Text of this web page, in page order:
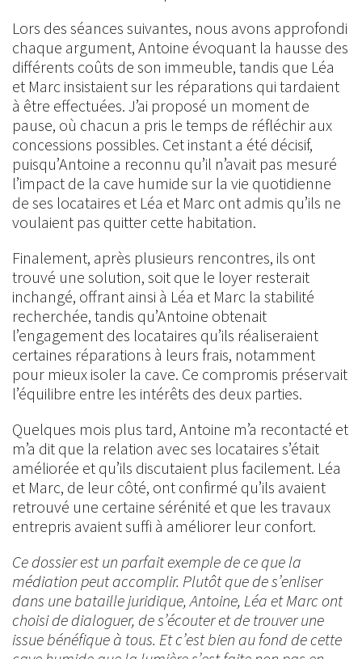
Lors des séances suivantes, nous avons approfondi
chaque argument, Antoine évoquant la hausse des
différents coûts de son immeuble, tandis que Léa
et Marc insistaient sur les réparations qui tardaient
à être effectuées. J’ai proposé un moment de
pause, où chacun a pris le temps de réfléchir aux
concessions possibles. Cet instant a été décisif,
puisqu’Antoine a reconnu qu’il n’avait pas mesuré
l’impact de la cave humide sur la vie quotidienne
de ses locataires et Léa et Marc ont admis qu’ils ne
voulaient pas quitter cette habitation.
Finalement, après plusieurs rencontres, ils ont
trouvé une solution, soit que le loyer resterait
inchangé, offrant ainsi à Léa et Marc la stabilité
recherchée, tandis qu’Antoine obtenait
l’engagement des locataires qu’ils réaliseraient
certaines réparations à leurs frais, notamment
pour mieux isoler la cave. Ce compromis préservait
l’équilibre entre les intérêts des deux parties.
Quelques mois plus tard, Antoine m’a recontacté et
m’a dit que la relation avec ses locataires s’était
améliorée et qu’ils discutaient plus facilement. Léa
et Marc, de leur côté, ont confirmé qu’ils avaient
retrouvé une certaine sérénité et que les travaux
entrepris avaient suffi à améliorer leur confort.
Ce dossier est un parfait exemple de ce que la
médiation peut accomplir. Plutôt que de s’enliser
dans une bataille juridique, Antoine, Léa et Marc ont
choisi de dialoguer, de s’écouter et de trouver une
issue bénéfique à tous. Et c’est bien au fond de cette